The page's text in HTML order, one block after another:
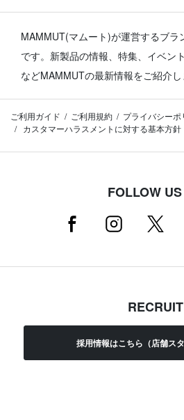
MAMMUT(マムート)が運営するブラ
です。 新製品の情報、特集、イベン
などMAMMUTの最新情報をご紹介し
ご利用ガイド ご利用規約
プライバシーポ
カスタマーハラスメントに対する基本方針
FOLLOW
RECRUIT
採用情報はこちら（店舗ス